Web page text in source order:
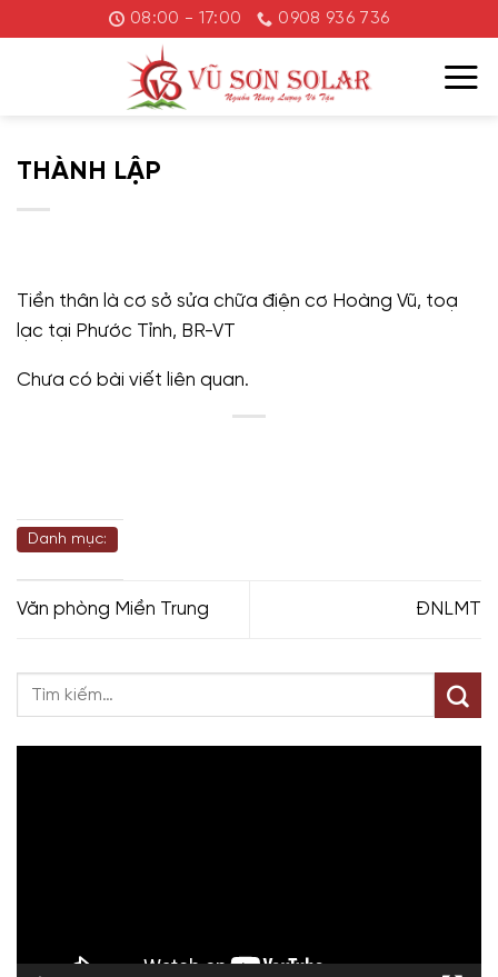
đến
08:00 - 17:00 0908 936 736
THÀNH LẬP
Tiền thân là cơ sở sửa chữa điện cơ Hoàng Vũ, toạ
lạc tại Phước Tỉnh, BR-VT
Chưa có bài viết liên quan.
Danh mục:
Văn phòng Miền Trung ĐNLMT